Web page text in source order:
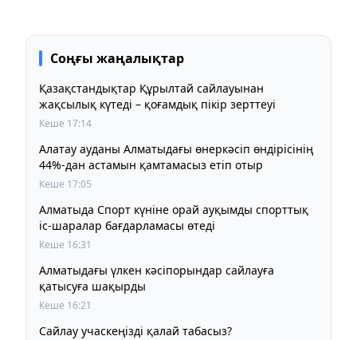
Соңғы жаңалықтар
Қазақстандықтар Құрылтай сайлауынан
жақсылық күтеді – қоғамдық пікір зерттеуі
Кеше 17:14
Алатау ауданы Алматыдағы өнеркәсіп өндірісінің
44%-дан астамын қамтамасыз етіп отыр
Кеше 17:05
Алматыда Спорт күніне орай ауқымды спорттық
іс-шаралар бағдарламасы өтеді
Кеше 16:31
Алматыдағы үлкен кәсіпорындар сайлауға
қатысуға шақырды
Кеше 16:21
Сайлау учаскеңізді қалай табасыз?